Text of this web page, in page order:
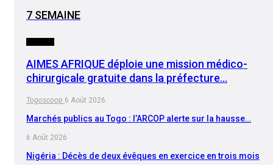
7 SEMAINE
AIMES AFRIQUE déploie une mission médico-
chirurgicale gratuite dans la préfecture…
Togoscoop 6 Août 2026
Marchés publics au Togo : l’ARCOP alerte sur la hausse…
6 Août 2026
Nigéria : Décès de deux évêques en exercice en trois mois